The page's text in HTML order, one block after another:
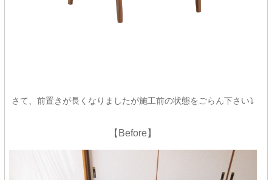
さて、前置きが長くなりましたが施工前の状態をごらん下さい⤵
【Before】